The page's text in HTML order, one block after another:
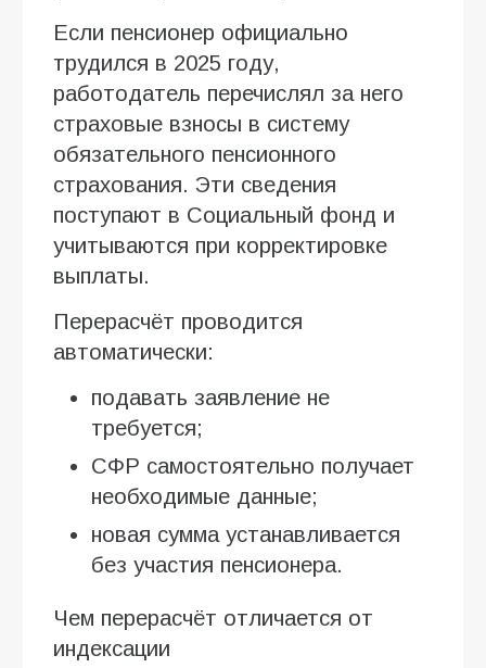
Если пенсионер официально
трудился в 2025 году,
работодатель перечислял за него
страховые взносы в систему
обязательного пенсионного
страхования. Эти сведения
поступают в Социальный фонд и
учитываются при корректировке
выплаты.
Перерасчёт проводится
автоматически:
подавать заявление не
требуется;
СФР самостоятельно получает
необходимые данные;
новая сумма устанавливается
без участия пенсионера.
Чем перерасчёт отличается от
индексации